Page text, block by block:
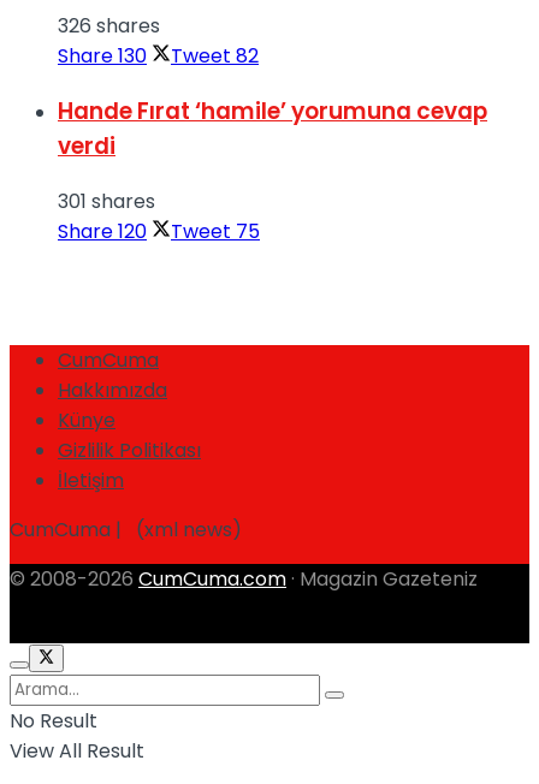
326 shares
Share130 Tweet 82
Hande Fırat ‘hamile’ yorumuna cevap
verdi
301 shares
Share120 Tweet 75
CumCuma
Hakkımızda
Künye
Gizlilik Politikası
İletişim
CumCuma | (xml news)
© 2008-2026 CumCuma.com · Magazin Gazeteniz
No Result
View All Result